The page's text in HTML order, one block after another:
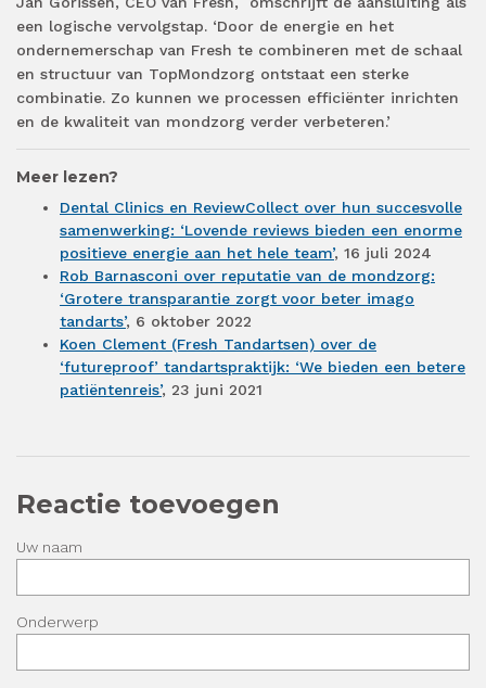
een logische vervolgstap. ‘Door de energie en het
ondernemerschap van Fresh te combineren met de schaal
en structuur van TopMondzorg ontstaat een sterke
combinatie. Zo kunnen we processen efficiënter inrichten
en de kwaliteit van mondzorg verder verbeteren.’
Meer lezen?
Dental Clinics en ReviewCollect over hun succesvolle
samenwerking: ‘Lovende reviews bieden een enorme
positieve energie aan het hele team’, 16 juli 2024
Rob Barnasconi over reputatie van de mondzorg:
‘Grotere transparantie zorgt voor beter imago
tandarts’, 6 oktober 2022
Koen Clement (Fresh Tandartsen) over de
‘futureproof’ tandartspraktijk: ‘We bieden een betere
patiëntenreis’, 23 juni 2021
Reactie toevoegen
Uw naam
Onderwerp